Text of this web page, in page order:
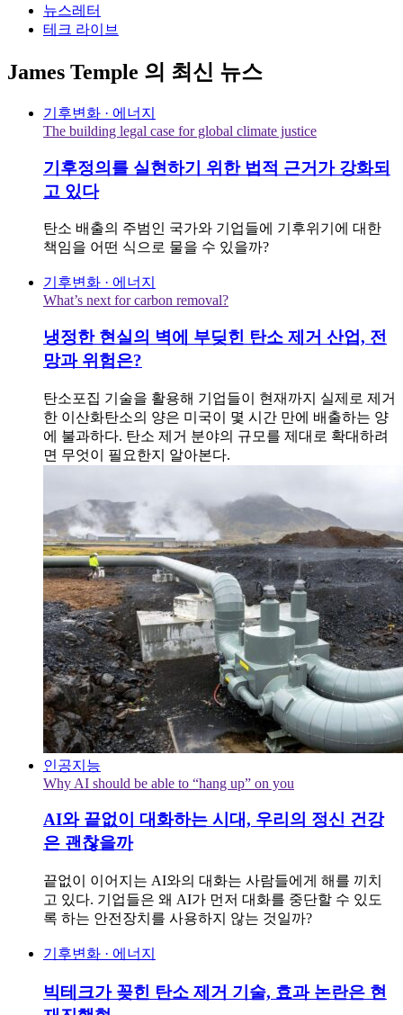
뉴스레터
테크 라이브
James Temple 의 최신 뉴스
기후변화 · 에너지
The building legal case for global climate justice
기후정의를 실현하기 위한 법적 근거가 강화되
고 있다
탄소 배출의 주범인 국가와 기업들에 기후위기에 대한
책임을 어떤 식으로 물을 수 있을까?
기후변화 · 에너지
What’s next for carbon removal?
냉정한 현실의 벽에 부딪힌 탄소 제거 산업, 전
망과 위험은?
탄소포집 기술을 활용해 기업들이 현재까지 실제로 제거
한 이산화탄소의 양은 미국이 몇 시간 만에 배출하는 양
에 불과하다. 탄소 제거 분야의 규모를 제대로 확대하려
면 무엇이 필요한지 알아본다.
인공지능
Why AI should be able to “hang up” on you
AI와 끝없이 대화하는 시대, 우리의 정신 건강
은 괜찮을까
끝없이 이어지는 AI와의 대화는 사람들에게 해를 끼치
고 있다. 기업들은 왜 AI가 먼저 대화를 중단할 수 있도
록 하는 안전장치를 사용하지 않는 것일까?
기후변화 · 에너지
빅테크가 꽂힌 탄소 제거 기술, 효과 논란은 현